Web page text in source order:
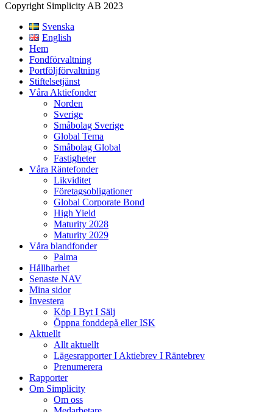
Copyright Simplicity AB 2023
Svenska
English
Hem
Fondförvaltning
Portföljförvaltning
Stiftelsetjänst
Våra Aktiefonder
Norden
Sverige
Småbolag Sverige
Global Tema
Småbolag Global
Fastigheter
Våra Räntefonder
Likviditet
Företagsobligationer
Global Corporate Bond
High Yield
Maturity 2028
Maturity 2029
Våra blandfonder
Palma
Hållbarhet
Senaste NAV
Mina sidor
Investera
Köp I Byt I Sälj
Öppna fonddepå eller ISK
Aktuellt
Allt aktuellt
Lägesrapporter I Aktiebrev I Räntebrev
Prenumerera
Rapporter
Om Simplicity
Om oss